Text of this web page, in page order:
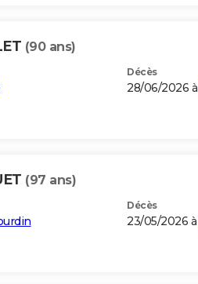
(90 ans)
Décès
28/06/2026 à
(97 ans)
Décès
23/05/2026 à